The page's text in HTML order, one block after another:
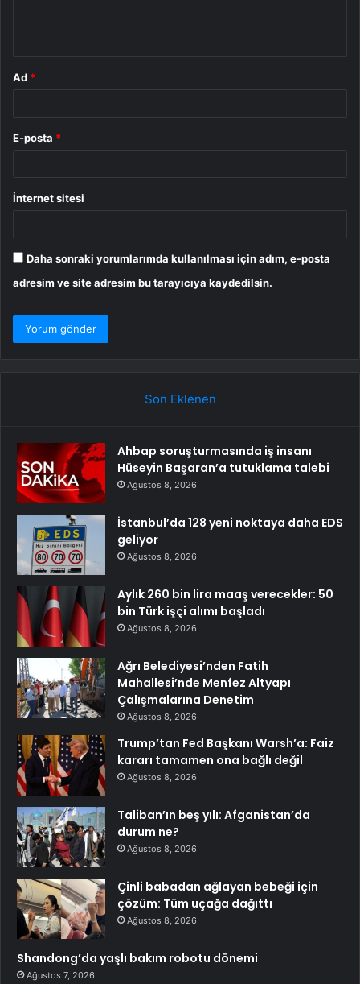
Ad *
E-posta *
İnternet sitesi
Daha sonraki yorumlarımda kullanılması için adım, e-posta
adresim ve site adresim bu tarayıcıya kaydedilsin.
Son Eklenen
Ahbap soruşturmasında iş insanı
Hüseyin Başaran’a tutuklama talebi
Ağustos 8, 2026
İstanbul’da 128 yeni noktaya daha EDS
geliyor
Ağustos 8, 2026
Aylık 260 bin lira maaş verecekler: 50
bin Türk işçi alımı başladı
Ağustos 8, 2026
Ağrı Belediyesi’nden Fatih
Mahallesi’nde Menfez Altyapı
Çalışmalarına Denetim
Ağustos 8, 2026
Trump’tan Fed Başkanı Warsh’a: Faiz
kararı tamamen ona bağlı değil
Ağustos 8, 2026
Taliban’ın beş yılı: Afganistan’da
durum ne?
Ağustos 8, 2026
Çinli babadan ağlayan bebeği için
çözüm: Tüm uçağa dağıttı
Ağustos 8, 2026
Shandong’da yaşlı bakım robotu dönemi
Ağustos 7, 2026